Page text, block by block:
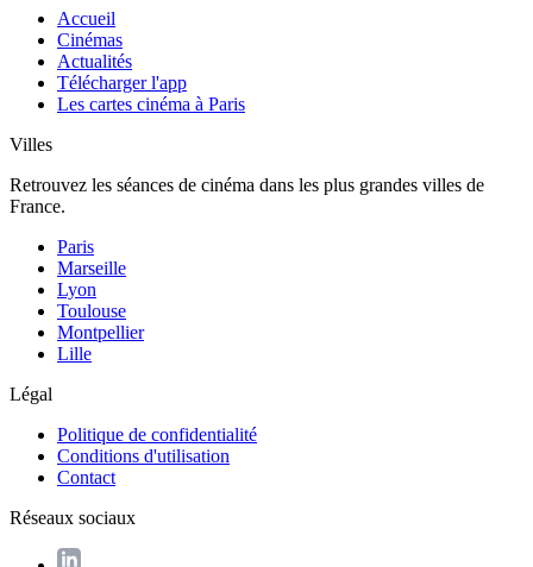
Accueil
Cinémas
Actualités
Télécharger l'app
Les cartes cinéma à Paris
Villes
Retrouvez les séances de cinéma dans les plus grandes villes de
France.
Paris
Marseille
Lyon
Toulouse
Montpellier
Lille
Légal
Politique de confidentialité
Conditions d'utilisation
Contact
Réseaux sociaux